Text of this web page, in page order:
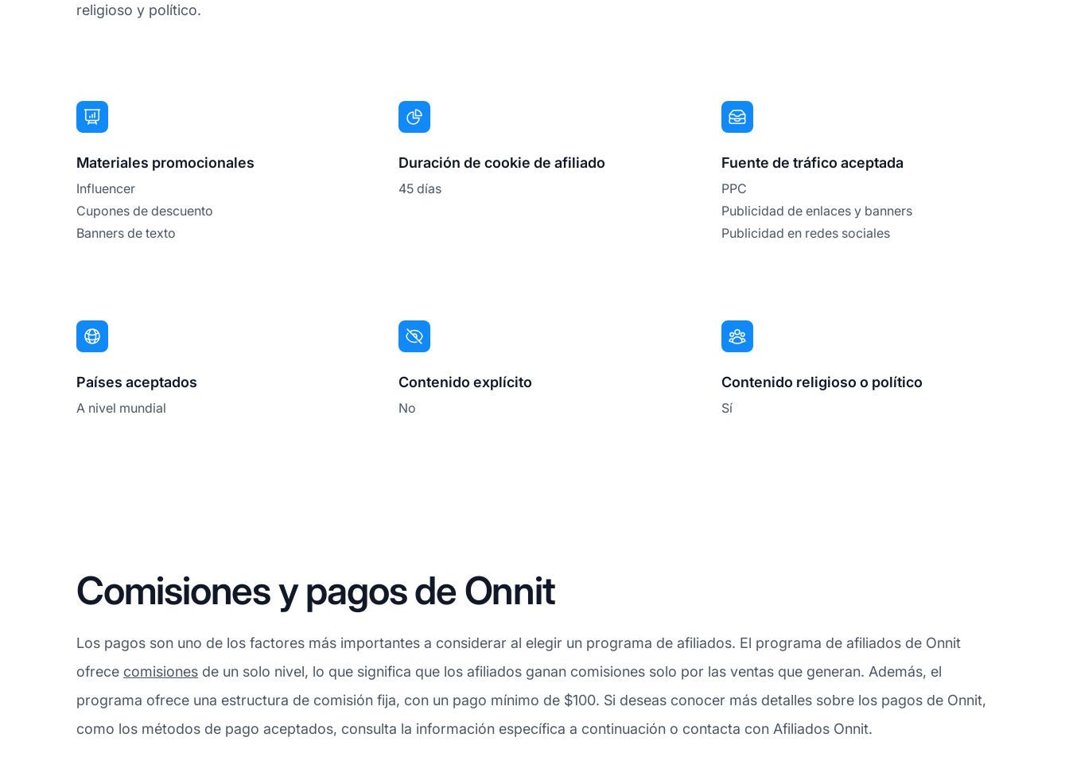
religioso y político.
Materiales promocionales
Influencer
Cupones de descuento
Banners de texto
Duración de cookie de afiliado
45 días
Fuente de tráfico aceptada
PPC
Publicidad de enlaces y banners
Publicidad en redes sociales
Países aceptados
A nivel mundial
Contenido explícito
No
Contenido religioso o político
Sí
Comisiones y pagos de Onnit
Los pagos son uno de los factores más importantes a considerar al elegir un programa de afiliados. El programa de afiliados de Onnit
ofrece comisiones de un solo nivel, lo que significa que los afiliados ganan comisiones solo por las ventas que generan. Además, el
programa ofrece una estructura de comisión fija, con un pago mínimo de $100. Si deseas conocer más detalles sobre los pagos de Onnit,
como los métodos de pago aceptados, consulta la información específica a continuación o contacta con Afiliados Onnit.